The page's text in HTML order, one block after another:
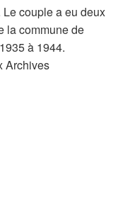
couple a eu deux
la commune de
à 1944.
Archives